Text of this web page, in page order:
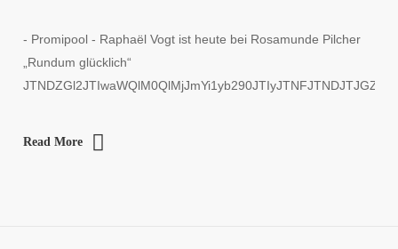
- Promipool - Raphaël Vogt ist heute bei Rosamunde Pilcher
„Rundum glücklich“
Read More